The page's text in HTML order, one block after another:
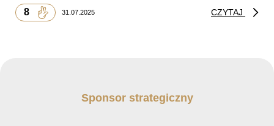
8 31.07.2025 CZYTAJ
Sponsor strategiczny